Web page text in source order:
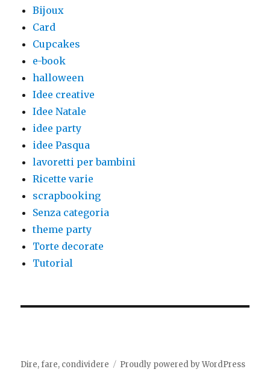
Bijoux
Card
Cupcakes
e-book
halloween
Idee creative
Idee Natale
idee party
idee Pasqua
lavoretti per bambini
Ricette varie
scrapbooking
Senza categoria
theme party
Torte decorate
Tutorial
Dire, fare, condividere Proudly powered by WordPress